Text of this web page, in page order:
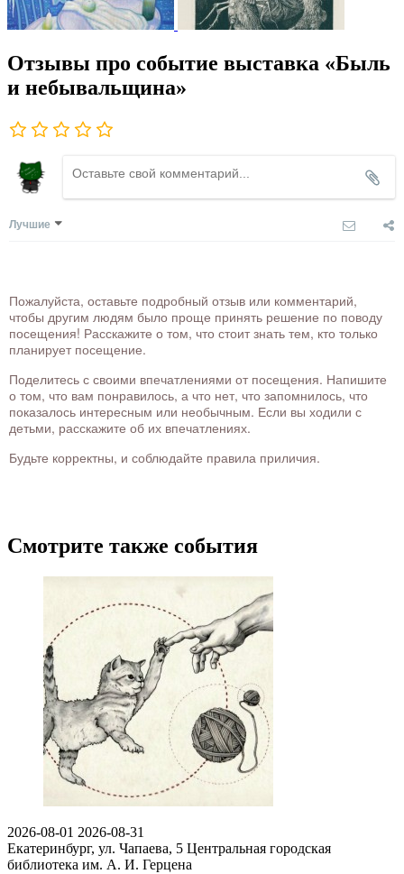
Отзывы про событие выставка «Быль
и небывальщина»
Лучшие
Пожалуйста, оставьте подробный отзыв или комментарий,
чтобы другим людям было проще принять решение по поводу
посещения! Расскажите о том, что стоит знать тем, кто только
планирует посещение.
Поделитесь с своими впечатлениями от посещения. Напишите
о том, что вам понравилось, а что нет, что запомнилось, что
показалось интересным или необычным. Если вы ходили с
детьми, расскажите об их впечатлениях.
Будьте корректны, и соблюдайте правила приличия.
Смотрите также события
2026-08-01 2026-08-31
Екатеринбург, ул. Чапаева, 5 Центральная городская
библиотека им. А. И. Герцена